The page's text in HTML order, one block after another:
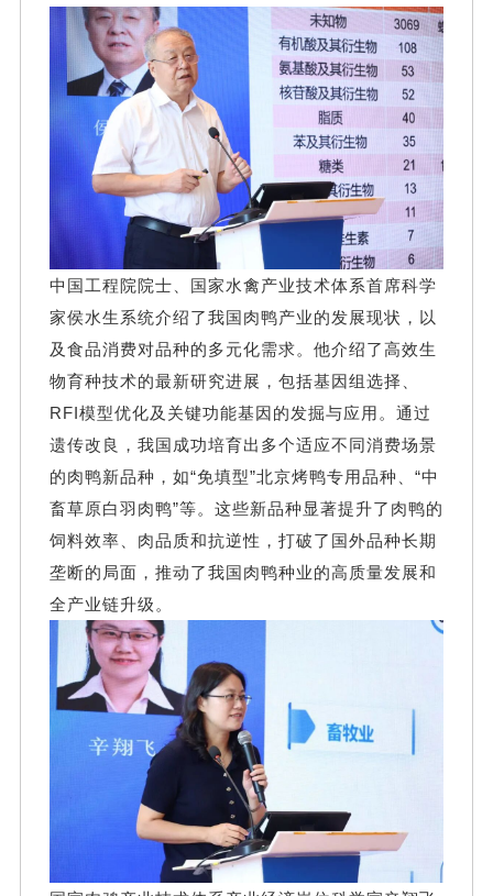
中国工程院院士、国家水禽产业技术体系首席科学
家侯水生系统介绍了我国肉鸭产业的发展现状，以
及食品消费对品种的多元化需求。他介绍了高效生
物育种技术的最新研究进展，包括基因组选择、
RFI模型优化及关键功能基因的发掘与应用。通过
遗传改良，我国成功培育出多个适应不同消费场景
的肉鸭新品种，如“免填型”北京烤鸭专用品种、“中
畜草原白羽肉鸭”等。这些新品种显著提升了肉鸭的
饲料效率、肉品质和抗逆性，打破了国外品种长期
垄断的局面，推动了我国肉鸭种业的高质量发展和
全产业链升级。